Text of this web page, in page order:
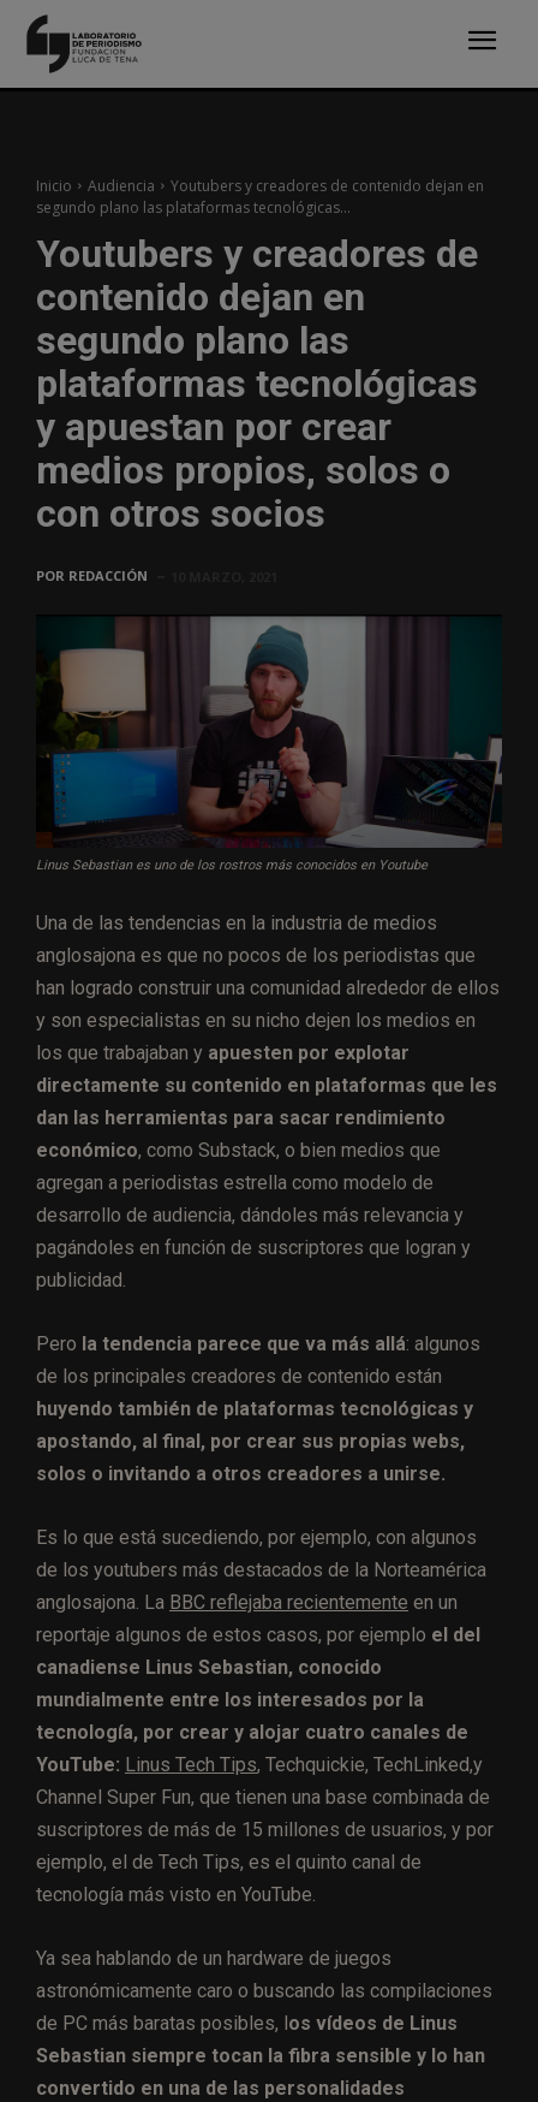
Inicio Audiencia
Youtubers y creadores de contenido dejan en
segundo plano las plataformas tecnológicas...
Youtubers y creadores de
contenido dejan en
segundo plano las
plataformas tecnológicas
y apuestan por crear
medios propios, solos o
con otros socios
POR REDACCIÓN
Linus Sebastian es uno de los rostros más conocidos en Youtube
Una de las tendencias en la industria de medios
anglosajona es que no pocos de los periodistas que
han logrado construir una comunidad alrededor de ellos
y son especialistas en su nicho dejen los medios en
los que trabajaban y apuesten por explotar
directamente su contenido en plataformas que les
dan las herramientas para sacar rendimiento
económico, como Substack, o bien medios que
agregan a periodistas estrella como modelo de
desarrollo de audiencia, dándoles más relevancia y
pagándoles en función de suscriptores que logran y
publicidad.
Pero la tendencia parece que va más allá: algunos
de los principales creadores de contenido están
huyendo también de plataformas tecnológicas y
apostando, al final, por crear sus propias webs,
solos o invitando a otros creadores a unirse.
Es lo que está sucediendo, por ejemplo, con algunos
de los youtubers más destacados de la Norteamérica
anglosajona. La BBC reflejaba recientemente en un
reportaje algunos de estos casos, por ejemplo el del
canadiense Linus Sebastian, conocido
mundialmente entre los interesados por la
tecnología, por crear y alojar cuatro canales de
YouTube: Linus Tech Tips, Techquickie, TechLinked,y
Channel Super Fun, que tienen una base combinada de
suscriptores de más de 15 millones de usuarios, y por
ejemplo, el de Tech Tips, es el quinto canal ​de
tecnología más visto en YouTube.​
Ya sea hablando de un hardware de juegos
astronómicamente caro o buscando las compilaciones
de PC más baratas posibles, los vídeos de Linus
Sebastian siempre tocan la fibra sensible y lo han
convertido en una de las personalidades